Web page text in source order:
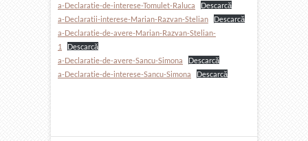
a-Declaratie-de-interese-Tomulet-Raluca
Descarcă
a-Declaratii-interese-Marian-Razvan-Stelian
Descarcă
a-Declaratie-de-avere-Marian-Razvan-Stelian-
1
Descarcă
a-Declaratie-de-avere-Sancu-Simona
Descarcă
a-Declaratie-de-interese-Sancu-Simona
Descarcă